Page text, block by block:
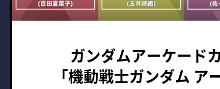
ガンダムアーケード
「機動戦士ガンダム ア